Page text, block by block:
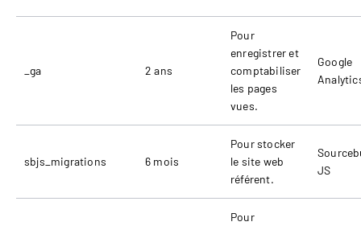
_ga 2 ans
Pour
enregistrer et
comptabiliser
les pages
vues.
Google
sbjs_migrations 6 mois
Pour stocker
le site web
référent.
JS
Pour